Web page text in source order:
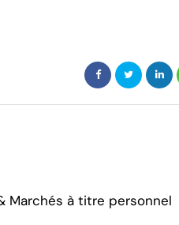
Marchés à titre personnel